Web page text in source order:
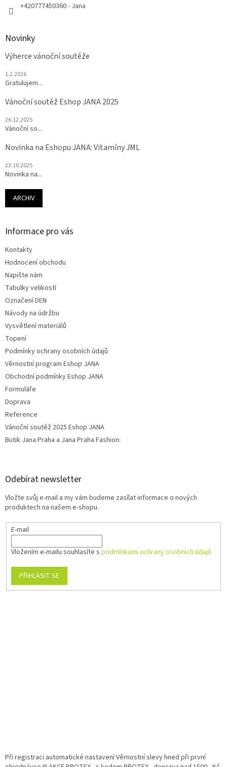
+420777450360 - Jana
Novinky
Výherce vánoční soutěže
1.2.2026
Gratulujem...
Vánoční soutěž Eshop JANA 2025
26.12.2025
Vánoční so...
Novinka na Eshopu JANA: Vitamíny JML
23.10.2025
Novinka na...
ARCHIV
Informace pro vás
Kontakty
Hodnocení obchodu
Napište nám
Tabulky velikostí
Označení DEN
Návody na údržbu
Vysvětlení materiálů
Topení
Podmínky ochrany osobních údajů
Věrnostní program Eshop JANA
Obchodní podmínky Eshop JANA
Formuláře
Doprava
Reference
Vánoční soutěž 2025 Eshop JANA
Butik Jana Praha a Jana Praha Fashion:
Odebírat newsletter
Vložte svůj e-mail a my vám budeme zasílat informace o nových
produktech na našem e-shopu.
E-mail
Vložením e-mailu souhlasíte s podmínkami ochrany osobních údajů
PŘIHLÁSIT SE
Při registraci automatické nastavení Věrnostní slevy hned při první